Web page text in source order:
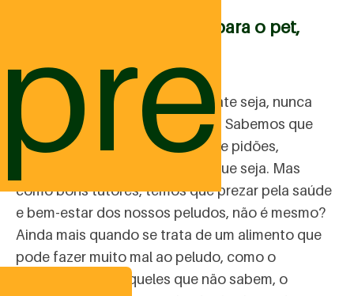
Mas, oferecer chocolate para o pet,
Por mais gostoso que o chocolate seja, nunca
deve ser oferecido ao cachorro. Sabemos que
eles ficam com aquela carinha de pidões,
implorando por um pedacinho que seja. Mas
como bons tutores, temos que prezar pela saúde
e bem-estar dos nossos peludos, não é mesmo?
Ainda mais quando se trata de um alimento que
pode fazer muito mal ao peludo, como o
chocolate. Para aqueles que não sabem, o